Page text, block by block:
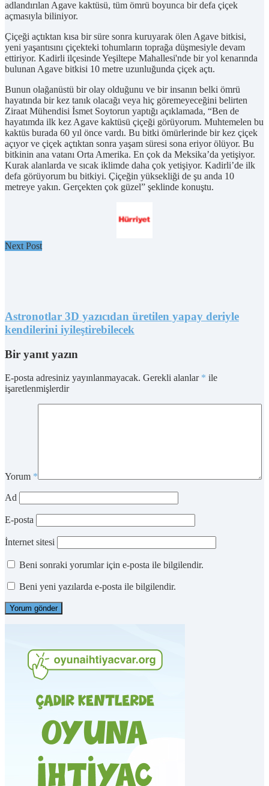
adlandırılan Agave kaktüsü, tüm ömrü boyunca bir defa çiçek
açmasıyla biliniyor.
Çiçeği açtıktan kısa bir süre sonra kuruyarak ölen Agave bitkisi,
yeni yaşantısını çiçekteki tohumların toprağa düşmesiyle devam
ettiriyor. Kadirli ilçesinde Yeşiltepe Mahallesi'nde bir yol kenarında
bulunan Agave bitkisi 10 metre uzunluğunda çiçek açtı.
Bunun olağanüstü bir olay olduğunu ve bir insanın belki ömrü
hayatında bir kez tanık olacağı veya hiç göremeyeceğini belirten
Ziraat Mühendisi İsmet Soytorun yaptığı açıklamada, “Ben de
hayatımda ilk kez Agave kaktüsü çiçeği görüyorum. Muhtemelen bu
kaktüs burada 60 yıl önce vardı. Bu bitki ömürlerinde bir kez çiçek
açıyor ve çiçek açtıktan sonra yaşam süresi sona eriyor ölüyor. Bu
bitkinin ana vatanı Orta Amerika. En çok da Meksika’da yetişiyor.
Kurak alanlarda ve sıcak iklimde daha çok yetişiyor. Kadirli’de ilk
defa görüyorum bu bitkiyi. Çiçeğin yüksekliği de şu anda 10
metreye yakın. Gerçekten çok güzel” şeklinde konuştu.
Next Post
Astronotlar 3D yazıcıdan üretilen yapay deriyle
kendilerini iyileştirebilecek
Bir yanıt yazın
E-posta adresiniz yayınlanmayacak. Gerekli alanlar * ile
işaretlenmişlerdir
Yorum *
Ad
E-posta
İnternet sitesi
Beni sonraki yorumlar için e-posta ile bilgilendir.
Beni yeni yazılarda e-posta ile bilgilendir.